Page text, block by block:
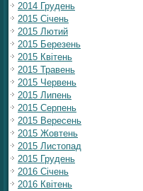
2014 Грудень
2015 Січень
2015 Лютий
2015 Березень
2015 Квітень
2015 Травень
2015 Червень
2015 Липень
2015 Серпень
2015 Вересень
2015 Жовтень
2015 Листопад
2015 Грудень
2016 Січень
2016 Квітень